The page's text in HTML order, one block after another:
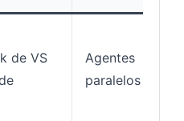
de VS
Agentes
paralelos